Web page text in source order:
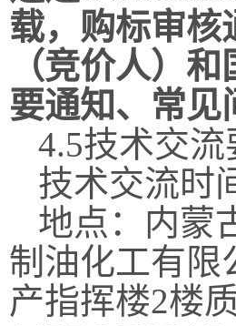
载，购标审核
（竞价人）和
要通知、常见
4.5技术交流
技术交流时
地点：内蒙
制油化工有限
产指挥楼2楼